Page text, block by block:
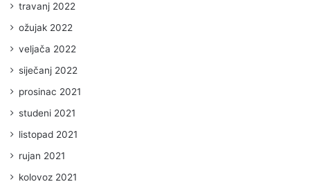
travanj 2022
ožujak 2022
veljača 2022
siječanj 2022
prosinac 2021
studeni 2021
listopad 2021
rujan 2021
kolovoz 2021